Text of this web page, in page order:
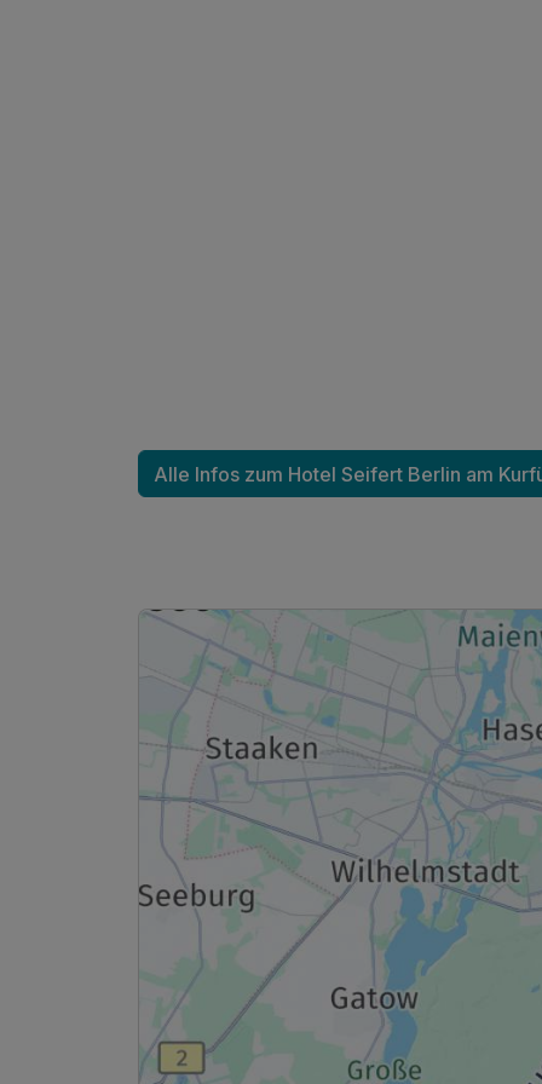
Für 2 Tage
Doppelzimmer Standard
2 Erwachsene
Alle Infos zum Hotel Seifert Berlin am